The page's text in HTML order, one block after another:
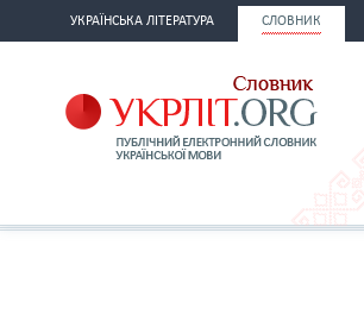
УКРАЇНСЬКА ЛІТЕРАТУРА СЛОВНИК